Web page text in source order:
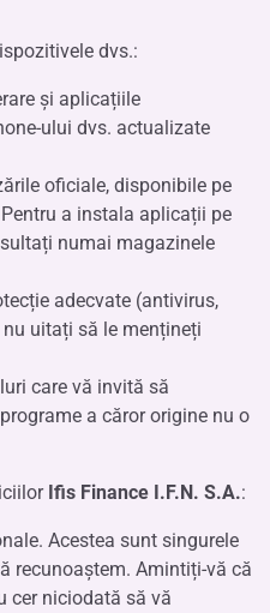
dvs.:
și aplicațiile
ului dvs. actualizate
oficiale, disponibile pe
a instala aplicații pe
numai magazinele
adecvate (antivirus,
uitați să le mențineți
care vă invită să
a căror origine nu o
Ifis Finance I.F.N. S.A.:
Acestea sunt singurele
recunoaștem. Amintiți-vă că
cer niciodată să vă